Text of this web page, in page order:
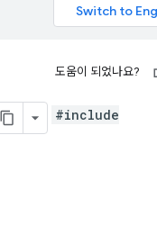
도움이 되었나요?
#include